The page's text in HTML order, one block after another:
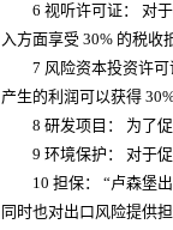
6 视听许可证： 对于
入方面享受 30% 的税收
7 风险资本投资许可
产生的利润可以获得
8 研发项目： 为了促
9 环境保护： 对于促
10 担保： “卢森堡出
同时也对出口风险提供